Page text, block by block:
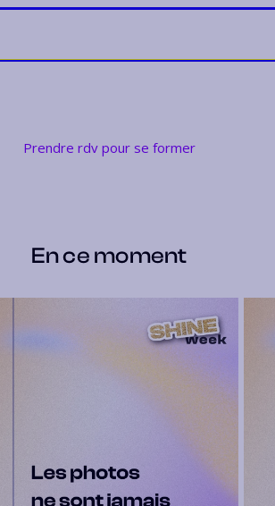
Prendre rdv pour se former
En ce moment